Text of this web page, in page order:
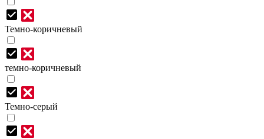
Темно-коричневый
темно-коричневый
Темно-серый